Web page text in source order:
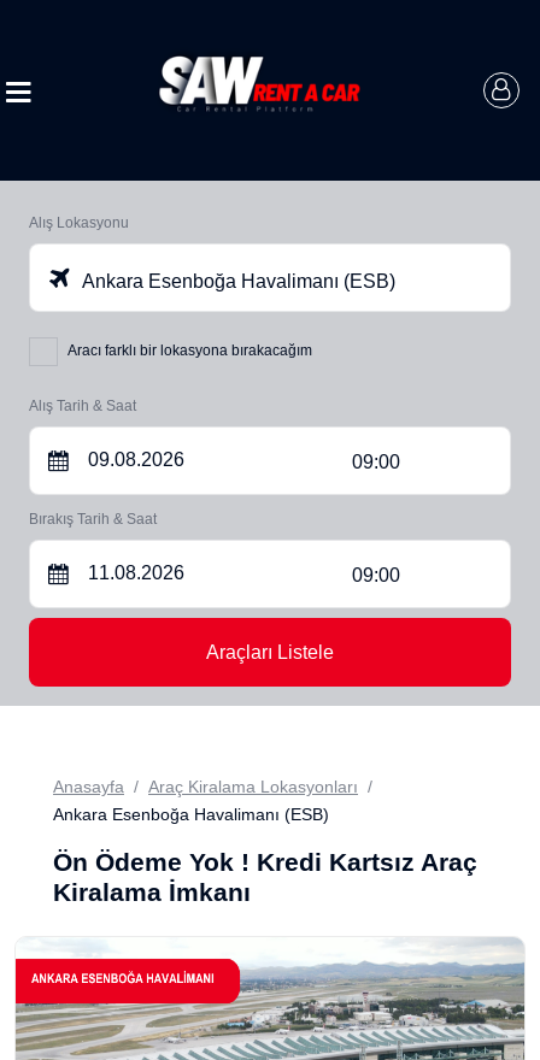
Alış Lokasyonu
Ankara Esenboğa Havalimanı (ESB)
Aracı farklı bir lokasyona bırakacağım
Alış Tarih & Saat
09:00
Bırakış Tarih & Saat
09:00
Araçları Listele
Anasayfa
Araç Kiralama Lokasyonları
Ankara Esenboğa Havalimanı (ESB)
Ön Ödeme Yok ! Kredi Kartsız Araç
Kiralama İmkanı